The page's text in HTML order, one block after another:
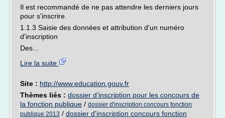
Il est recommandé de ne pas attendre les derniers jours
pour s'inscrire.
1.1.3 Saisie des données et attribution d'un numéro
d'inscription
Des...
Lire la suite
Site : http://www.education.gouv.fr
Thèmes liés : dossier d'inscription pour les concours de
la fonction publique / dossier d'inscription concours fonction
publique 2013 / dossier d'inscription concours fonction